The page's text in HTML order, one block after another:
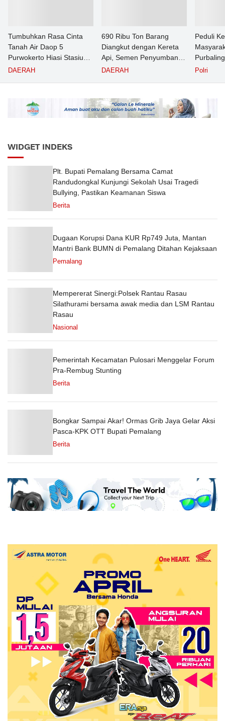
Tumbuhkan Rasa Cinta
Tanah Air Daop 5
Purwokerto Hiasi Stasiun
dengan Ornamen
DAERAH
690 Ribu Ton Barang
Diangkut dengan Kereta
Api, Semen Penyumbang
Volume Terbesar
Semester 1 Tahun 2026
DAERAH
Peduli
Pasien
Polri
WIDGET INDEKS
Plt. Bupati Pemalang Bersama Camat
Randudongkal Kunjungi Sekolah Usai Tragedi
Bullying, Pastikan Keamanan Siswa
Berita
Dugaan Korupsi Dana KUR Rp749 Juta, Mantan
Mantri Bank BUMN di Pemalang Ditahan Kejaksaan
Pemalang
Mempererat Sinergi:Polsek Rantau Rasau
Silathurami bersama awak media dan LSM Rantau
Rasau
Nasional
Pemerintah Kecamatan Pulosari Menggelar Forum
Pra-Rembug Stunting
Berita
Bongkar Sampai Akar! Ormas Grib Jaya Gelar Aksi
Pasca-KPK OTT Bupati Pemalang
Berita